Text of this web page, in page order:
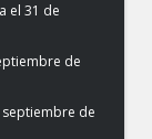
el 31 de
de
de